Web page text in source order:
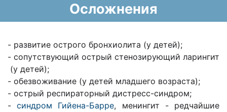
Осложнения
- развитие острого бронхиолита (у детей);
- сопутствующий острый стенозирующий ларингит
(у детей);
- обезвоживание (у детей младшего возраста);
- острый респираторный дистресс-синдром;
-синдром Гийена-Барре, менингит - редчайшие